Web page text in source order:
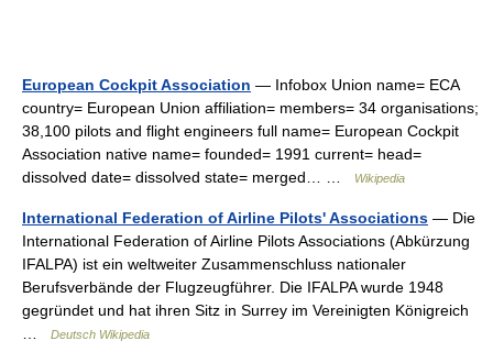
European Cockpit Association — Infobox Union name= ECA
country= European Union affiliation= members= 34 organisations;
38,100 pilots and flight engineers full name= European Cockpit
Association native name= founded= 1991 current= head=
dissolved date= dissolved state= merged… …
Wikipedia
International Federation of Airline Pilots' Associations — Die
International Federation of Airline Pilots Associations (Abkürzung
IFALPA) ist ein weltweiter Zusammenschluss nationaler
Berufsverbände der Flugzeugführer. Die IFALPA wurde 1948
gegründet und hat ihren Sitz in Surrey im Vereinigten Königreich
Deutsch Wikipedia